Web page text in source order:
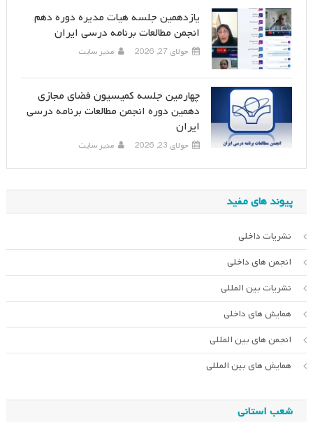
یازدهمین جلسه هیات مدیره دوره دهم
انجمن مطالعات برنامه درسی ایران
جولای 27, 2026 مدیر سایت
چهارمین جلسه کمیسیون فضای مجازی
دهمین دوره انجمن مطالعات برنامه درسی
ایران
جولای 23, 2026 مدیر سایت
پیوند های مفید
نشریات داخلی
انجمن های داخلی
نشریات بین المللی
همایش های داخلی
انجمن های بین المللی
همایش های بین المللی
شعب استانی